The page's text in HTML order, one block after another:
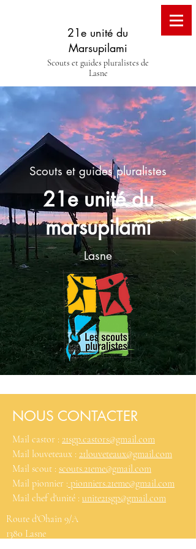
21e unité du
Marsupilami
Scouts et guides pluralistes de
Lasne
Scouts et guides pluralistes
21e unité du
marsupilami
Lasne
NOUS CONTACTER
Mail castor : 21sgp.castors@gmail.com
Mail louveteaux : 21louveteaux@gmail.com
Mail scout : scouts.21eme@gmail.com
Mail pionnier : pionniers.21eme@gmail.com
Mail chef d'unité : unite21sgp@gmail.com
Route d'Ohain 9/A
1380 Lasne